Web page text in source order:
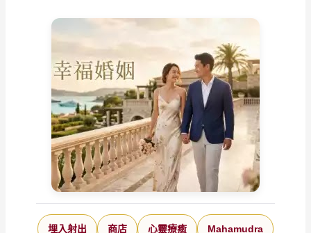
埋入射出 商店 心靈療癒 Mahamudra